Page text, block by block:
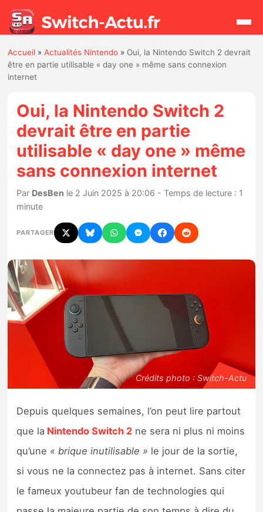
Rechercher
Actualités
Jeux
Hardware
Mises à jour
Chiffres de ventes
Rumeurs
Nintendo Direct
Tests et previews
Tests de jeux
Tests d’accessoires
Autres tests
Previews
Précommandes
Précommandes jeux Switch 2
Accueil »Actualités Nintendo » Oui, la Nintendo Switch 2 devrait
être en partie utilisable « day one » même sans connexion
internet
Oui, la Nintendo Switch 2
devrait être en partie
utilisable « day one » même
sans connexion internet
Par DesBen le 2 Juin 2025 à 20:06 - Temps de lecture : 1
minute
PARTAGER
Crédits photo : Switch-Actu
Depuis quelques semaines, l’on peut lire partout
que la Nintendo Switch 2 ne sera ni plus ni moins
qu’une « brique inutilisable » le jour de la sortie,
si vous ne la connectez pas à internet. Sans citer
le fameux youtubeur fan de technologies qui